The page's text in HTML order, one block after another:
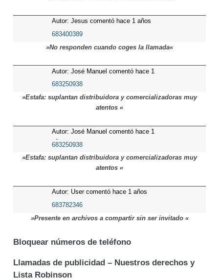
Autor: Jesus comentó hace 1 años
683400389
»No responden cuando coges la llamada«
Autor: José Manuel comentó hace 1
años
683250938
»Estafa: suplantan distribuidora y comercializadoras muy
atentos «
Autor: José Manuel comentó hace 1
años
683250938
»Estafa: suplantan distribuidora y comercializadoras muy
atentos «
Autor: User comentó hace 1 años
683782346
»Presente en archivos a compartir sin ser invitado «
Bloquear números de teléfono
Llamadas de publicidad – Nuestros derechos y
Lista Robinson